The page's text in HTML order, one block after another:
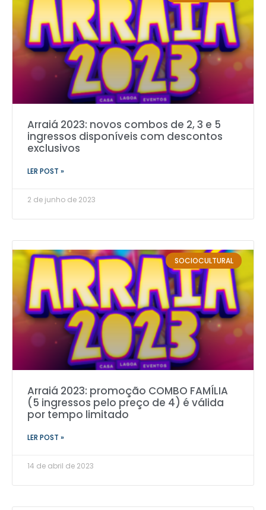
Arraiá 2023: novos combos de 2, 3 e 5
ingressos disponíveis com descontos
exclusivos
LER POST »
2 de junho de 2023
SOCIOCULTURAL
Arraiá 2023: promoção COMBO FAMÍLIA
(5 ingressos pelo preço de 4) é válida
por tempo limitado
LER POST »
14 de abril de 2023